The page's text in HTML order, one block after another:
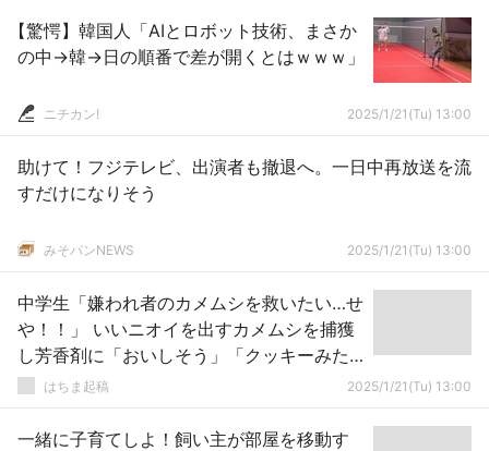
【驚愕】韓国人「AIとロボット技術、まさか
の中→韓→日の順番で差が開くとはｗｗｗ」
ニチカン! 2025/1/21(Tu) 13:00
助けて！フジテレビ、出演者も撤退へ。一日中再放送を流
すだけになりそう
みそパンNEWS 2025/1/21(Tu) 13:00
中学生「嫌われ者のカメムシを救いたい…せ
や！！」 いいニオイを出すカメムシを捕獲
し芳香剤に「おいしそう」「クッキーみた
い」はちま起稿 2025/1/21(Tu) 13:00
一緒に子育てしよ！飼い主が部屋を移動す